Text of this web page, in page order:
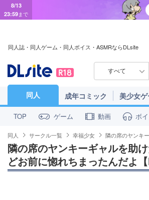
8/13
23:59まで
同人誌・同人ゲーム・同人ボイス・ASMRならDLsite
すべて
同人 成年コミック 美少女
TOP ゲーム 動画 ボ
同人 サークル一覧 幸福少女 隣の席のヤンキ
隣の席のヤンキーギャルを助
どお前に惚れちまったんだよ【